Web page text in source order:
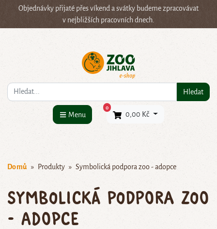
Objednávky přijaté přes víkend a svátky budeme zpracovávat
v nejbližších pracovních dnech.
Co hledáte? Hledat
Menu
0×
0,00 Kč
Domů Produkty Symbolická podpora zoo - adopce
Symbolická podpora zoo
- adopce